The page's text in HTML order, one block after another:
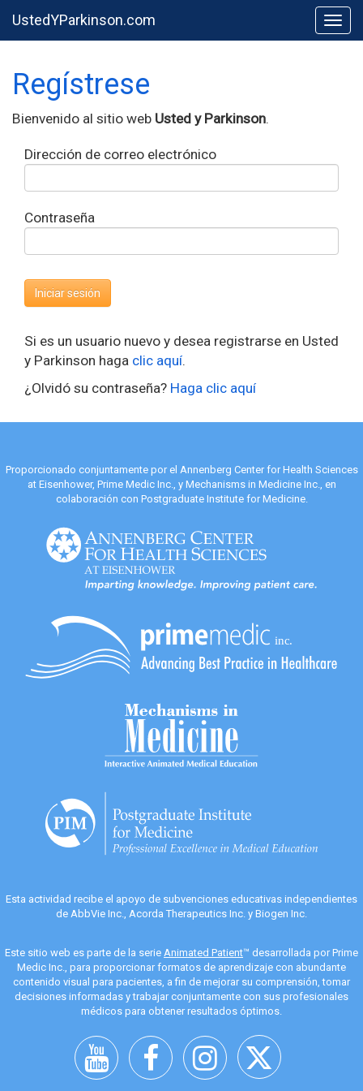
UstedYParkinson.com
Regístrese
Bienvenido al sitio web Usted y Parkinson.
Dirección de correo electrónico
Contraseña
Si es un usuario nuevo y desea registrarse en Usted
y Parkinson haga clic aquí.
¿Olvidó su contraseña? Haga clic aquí
Proporcionado conjuntamente por el Annenberg Center for Health Sciences
at Eisenhower, Prime Medic Inc., y Mechanisms in Medicine Inc., en
colaboración con Postgraduate Institute for Medicine.
Esta actividad recibe el apoyo de subvenciones educativas independientes
de AbbVie Inc., Acorda Therapeutics Inc. y Biogen Inc.
Este sitio web es parte de la serie Animated Patient™ desarrollada por Prime
Medic Inc., para proporcionar formatos de aprendizaje con abundante
contenido visual para pacientes, a fin de mejorar su comprensión, tomar
decisiones informadas y trabajar conjuntamente con sus profesionales
médicos para obtener resultados óptimos.